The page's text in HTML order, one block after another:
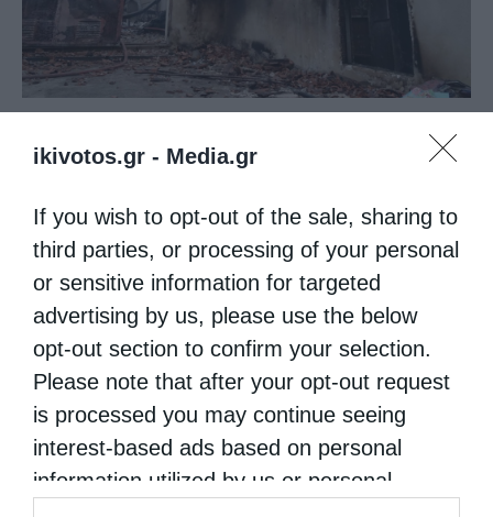
ikivotos.gr - Media.gr
If you wish to opt-out of the sale, sharing to
third parties, or processing of your personal
or sensitive information for targeted
advertising by us, please use the below
opt-out section to confirm your selection.
Please note that after your opt-out request
is processed you may continue seeing
interest-based ads based on personal
information utilized by us or personal
Συνεντευξεις
Σοβαρές ζημιές υπέστη το Λύρειο Ίδρυμα, το
οποίο φιλοξενούσε δεκάδες ορφανά παιδιά,
καθώς και αρκετούς ηλικιωμένους, από τη
φονική πυρκαγιά που ξέσπασε το απόγευμα
της περασμένης Δευτέρας στην ανατολική
Αττική. «Οι …